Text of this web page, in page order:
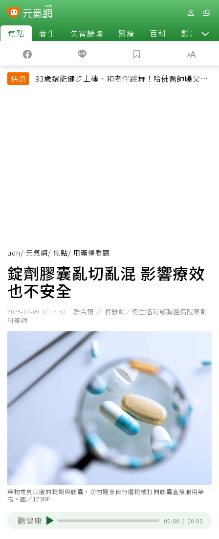
焦點 養生 失智論壇 醫療 百科 影音
快訊
93歲還能健步上樓、和老伴跳舞！哈佛醫師曝父親
udn/ 元氣網/ 焦點/ 用藥停看聽
錠劑膠囊亂切亂混 影響療效
也不安全
2025-04-09 12:17:52
聯合報 ／ 柯雅齡／衛生福利部胸腔病院藥劑
科藥師
藥物常見口服的錠劑與膠囊，切勿隨意自行磨粉或打開膠囊直接服用藥
物。圖／123RF
聽健康 00:00 / 00:00